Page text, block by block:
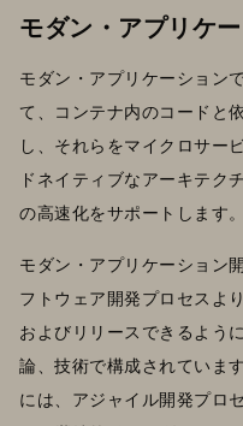
モダン・アプリケ
モダン・アプリケーション
て、コンテナ内のコードと
し、それらをマイクロサー
ドネイティブなアーキテク
の高速化をサポートします。
モダン・アプリケーション
フトウェア開発プロセスよ
およびリリースできるよう
論、技術で構成されていま
には、アジャイル開発プロ